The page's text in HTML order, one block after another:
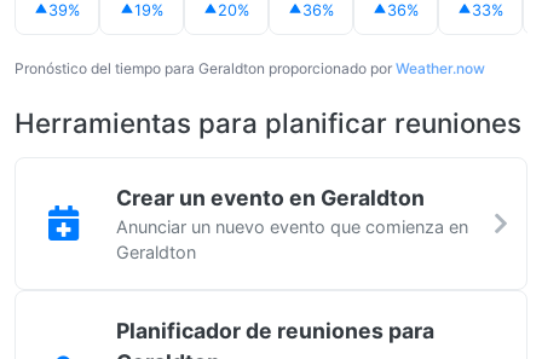
39% 19% 20% 36% 36% 33%
Pronóstico del tiempo para Geraldton proporcionado por Weather.now
Herramientas para planificar reuniones
Crear un evento en Geraldton
Anunciar un nuevo evento que comienza en
Geraldton
Planificador de reuniones para